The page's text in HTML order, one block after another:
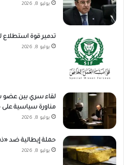
يوليو 8, 2026
تدمير قوة
يوليو 8, 2026
لقاء سري بين عضو
مناورة سياسية على
يوليو 8, 2026
حملة إيطالية ضد
يوليو 8, 2026